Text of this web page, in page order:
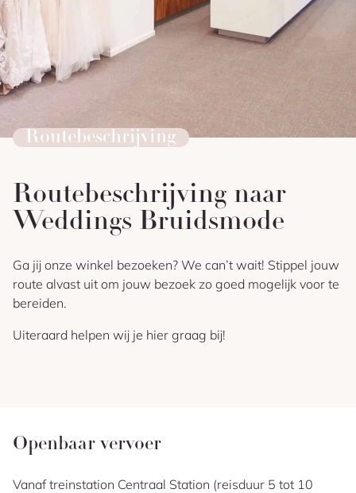
Routebeschrijving
Routebeschrijving naar
Weddings Bruidsmode
Ga jij onze winkel bezoeken? We can’t wait! Stippel jouw
route alvast uit om jouw bezoek zo goed mogelijk voor te
bereiden.
Uiteraard helpen wij je hier graag bij!
Openbaar vervoer
Vanaf treinstation Centraal Station (reisduur 5 tot 10